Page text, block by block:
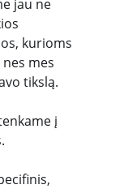
jau ne
kurioms
mes
tikslą.
į